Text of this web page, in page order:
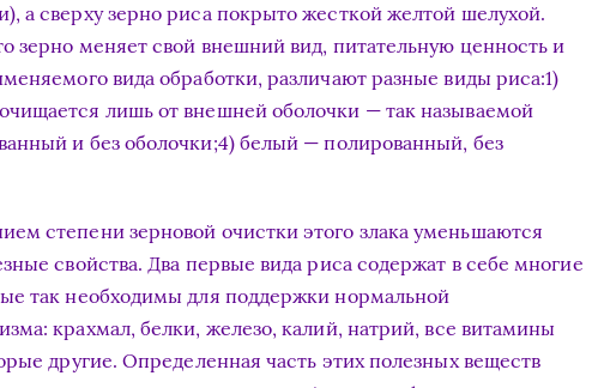
а сверху зерно риса покрыто жесткой желтой шелухой.
зерно меняет свой внешний вид, питательную ценность и
вида обработки, различают разные виды риса:1)
лишь от внешней оболочки — так называемой
и без оболочки;4) белый — полированный, без
степени зерновой очистки этого злака уменьшаются
свойства. Два первые вида риса содержат в себе многие
так необходимы для поддержки нормальной
крахмал, белки, железо, калий, натрий, все витамины
другие. Определенная часть этих полезных веществ